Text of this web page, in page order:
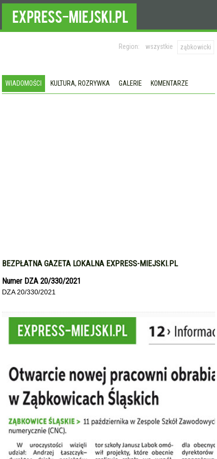
Region: wszystkie ząbkowicki
WIADOMOŚCI KULTURA, ROZRYWKA GALERIE KOMENTARZE
BEZPŁATNA GAZETA LOKALNA EXPRESS-MIEJSKI.PL
Numer DZA 20/330/2021
DZA 20/330/2021